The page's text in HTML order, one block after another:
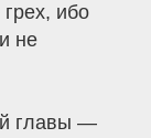
ибо
не
главы —